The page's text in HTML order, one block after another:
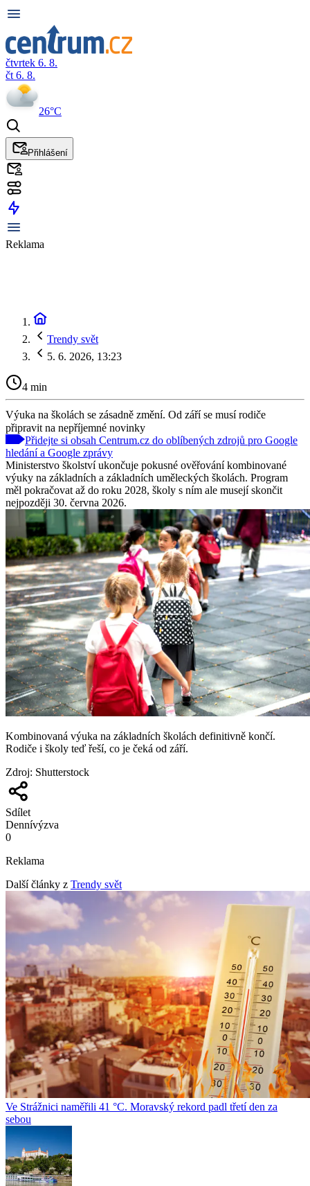
čtvrtek 6. 8.
čt 6. 8.
26°C
Přihlášení
Reklama
Trendy svět
5. 6. 2026, 13:23
4 min
Výuka na školách se zásadně změní. Od září se musí rodiče
připravit na nepříjemné novinky
Přidejte si obsah Centrum.cz do oblíbených zdrojů pro Google
hledání a Google zprávy
Ministerstvo školství ukončuje pokusné ověřování kombinované
výuky na základních a základních uměleckých školách. Program
měl pokračovat až do roku 2028, školy s ním ale musejí skončit
nejpozději 30. června 2026.
Kombinovaná výuka na základních školách definitivně končí.
Rodiče i školy teď řeší, co je čeká od září.
Zdroj: Shutterstock
Sdílet
Dennívýzva
0
Reklama
Další články z Trendy svět
Ve Strážnici naměřili 41 °C. Moravský rekord padl třetí den za
sebou